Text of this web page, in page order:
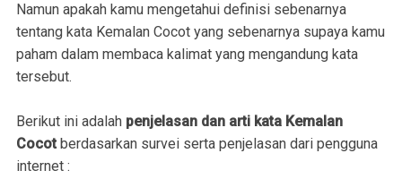
Namun apakah kamu mengetahui definisi sebenarnya
tentang kata Kemalan Cocot yang sebenarnya supaya kamu
paham dalam membaca kalimat yang mengandung kata
tersebut.
Berikut ini adalah penjelasan dan arti kata Kemalan
Cocot berdasarkan survei serta penjelasan dari pengguna
internet :